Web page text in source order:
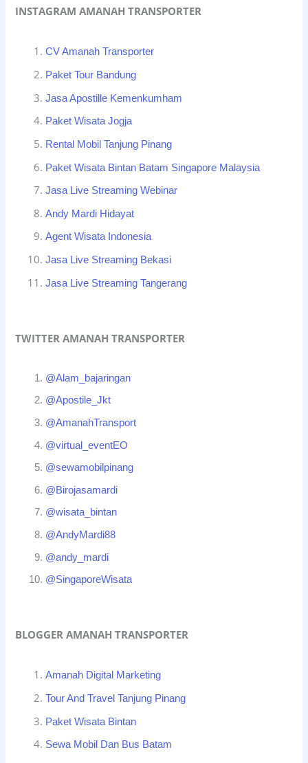
INSTAGRAM AMANAH TRANSPORTER
CV Amanah Transporter
Paket Tour Bandung
Jasa Apostille Kemenkumham
Paket Wisata Jogja
Rental Mobil Tanjung Pinang
Paket Wisata Bintan Batam Singapore Malaysia
Jasa Live Streaming Webinar
Andy Mardi Hidayat
Agent Wisata Indonesia
Jasa Live Streaming Bekasi
Jasa Live Streaming Tangerang
TWITTER AMANAH TRANSPORTER
@Alam_bajaringan
@Apostile_Jkt
@AmanahTransport
@virtual_eventEO
@sewamobilpinang
@Birojasamardi
@wisata_bintan
@AndyMardi88
@andy_mardi
@SingaporeWisata
BLOGGER AMANAH TRANSPORTER
Amanah Digital Marketing
Tour And Travel Tanjung Pinang
Paket Wisata Bintan
Sewa Mobil Dan Bus Batam